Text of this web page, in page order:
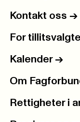
Kontakt oss ->
For tillitsvalgte
Kalender ->
Om
Rettigheter i